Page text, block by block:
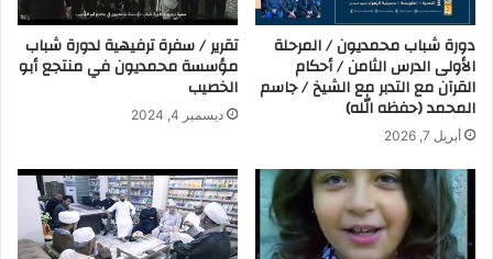
دورة شباب محمديون / المرحلة
الأولى الدرس الثامن / أحكام
القرآن مع التدبر مع الشيخ / جاسم
المحمد (حفظه الله)
أبريل 7, 2026
تقرير / سفرة ترفيهية لدورة شباب
مؤسسة محمديون في منتجع أبو
الخصيب
ديسمبر 4, 2024